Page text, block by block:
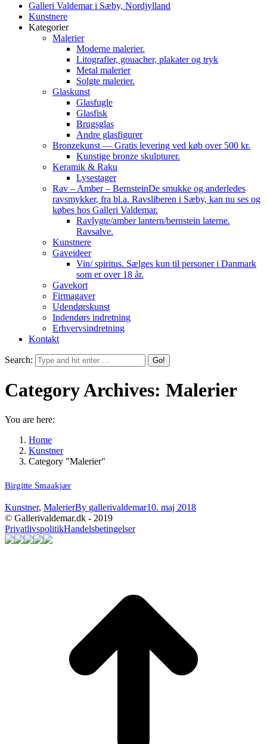
Galleri Valdemar i Sæby, Nordjylland
Kunstnere
Kategorier
Malerier
Moderne malerier.
Litografier, gouacher, plakater og tryk
Metal malerier
Solgte malerier.
Glaskunst
Glasfugle
Glasfisk
Brugsglas
Andre glasfigurer
Bronzekunst — Gratis levering ved køb over 500 kr.
Kunstige bronze skulpturer.
Keramik & Raku
Lysestager
Rav – Amber – BernsteinDe smukke og anderledes
ravsmykker, fra bl.a. Ravsliberen i Sæby, kan nu ses og
købes hos Galleri Valdemar.
Ravlygte/amber lantern/bernstein laterne.
Ravsalve.
Kunstnere
Gaveideer
Vin/ spiritus. Sælges kun til personer i Danmark
som er over 18 år.
Gavekort
Firmagaver
Udendørskunst
Indendørs indretning
Erhvervsindretning
Kontakt
Search:
Category Archives: Malerier
You are here:
Home
Kunstner
Category "Malerier"
Birgitte Smaakjær
Kunstner, MalerierBy gallerivaldemar10. maj 2018
© Gallerivaldemar.dk - 2019
PrivatlivspolitikHandelsbetingelser